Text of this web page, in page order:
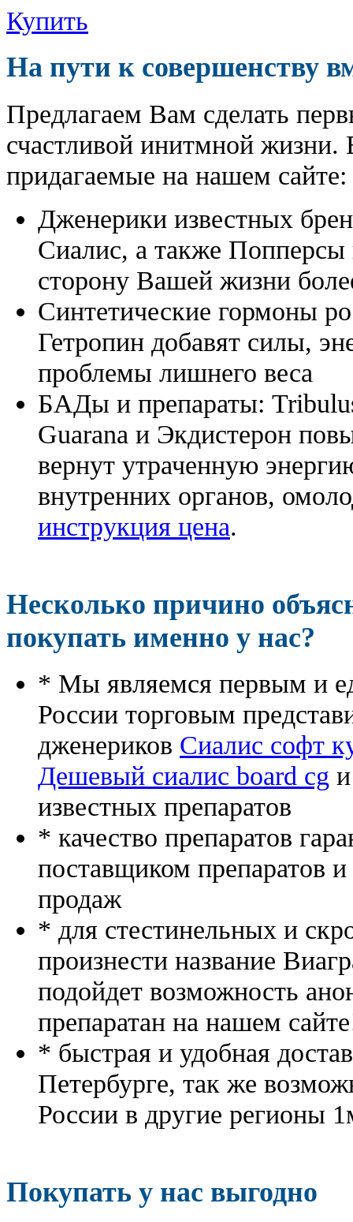
Купить
На пути к совершенству
Предлагаем Вам сделать
счастливой инитмной жизни.
придагаемые на нашем сайте:
Дженерики известных
Сиалис, а также
сторону Вашей жизни
Синтетические гормоны
Гетропин добавят силы,
проблемы лишнего веса
БАДы и препараты:
Guarana и Экдистерон
вернут утраченную
внутренних органов,
инструкция цена.
Несколько причино
покупать именно у нас?
* Мы являемся первым и
России торговым
дженериков Сиалис софт
Дешевый сиалис board cg
известных препаратов
* качество препаратов
поставщиком препаратов
продаж
* для стестинельных и
произнести название
подойдет возможность
препаратан на нашем
* быстрая и удобная
Петербурге, так же
России в другие регионы
Покупать у нас выгодно